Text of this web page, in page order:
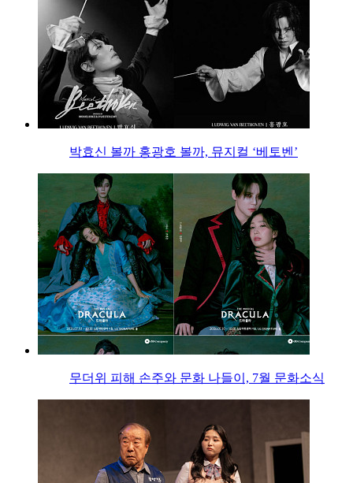
박효신 볼까 홍광호 볼까, 뮤지컬 ‘베토벤’
무더위 피해 손주와 문화 나들이, 7월 문화소식